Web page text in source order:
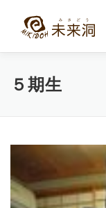
教室紹介
５期生